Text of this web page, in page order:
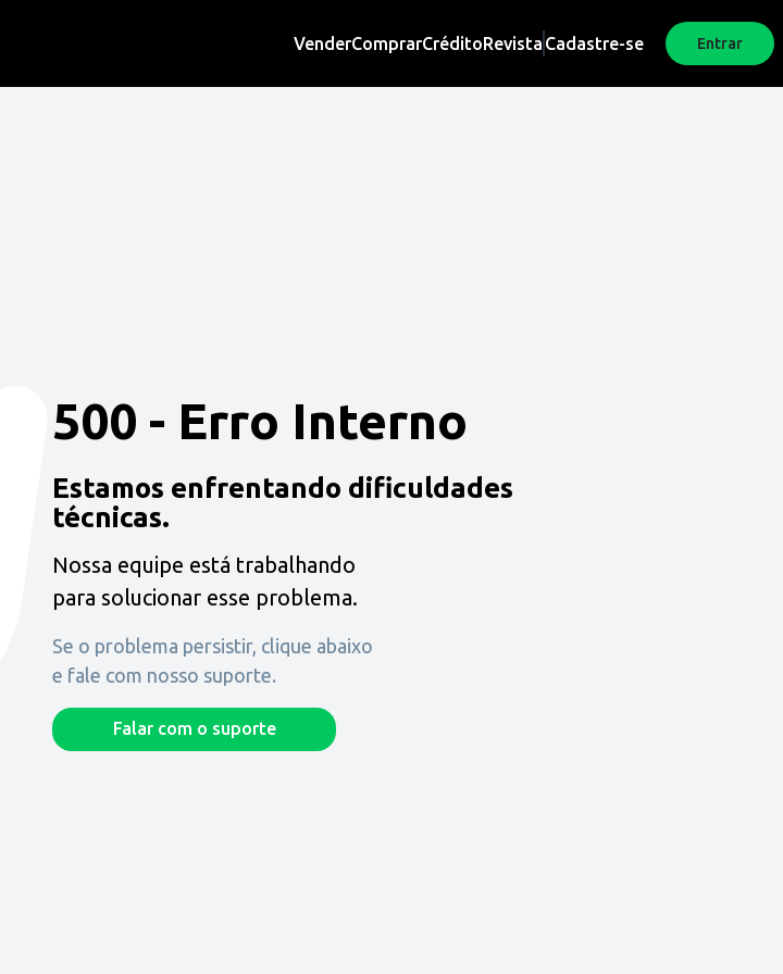
VenderComprarCréditoRevista Cadastre-se Entrar
500 - Erro Interno
Estamos enfrentando dificuldades
técnicas.
Nossa equipe está trabalhando
para solucionar esse problema.
Se o problema persistir, clique abaixo
e fale com nosso suporte.
Falar com o suporte